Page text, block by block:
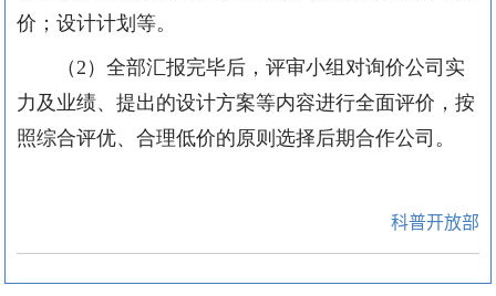
价；设计计划等。
（2）全部汇报完毕后，评审小组对询价公司实
力及业绩、提出的设计方案等内容进行全面评价，按
照综合评优、合理低价的原则选择后期合作公司。
科普开放部